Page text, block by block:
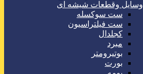
وسایل وقطعات شیشه ای
ست سوکسله
ست فیلتراسیون
کجلدال
مبرد
بوتیرومتر
بورت